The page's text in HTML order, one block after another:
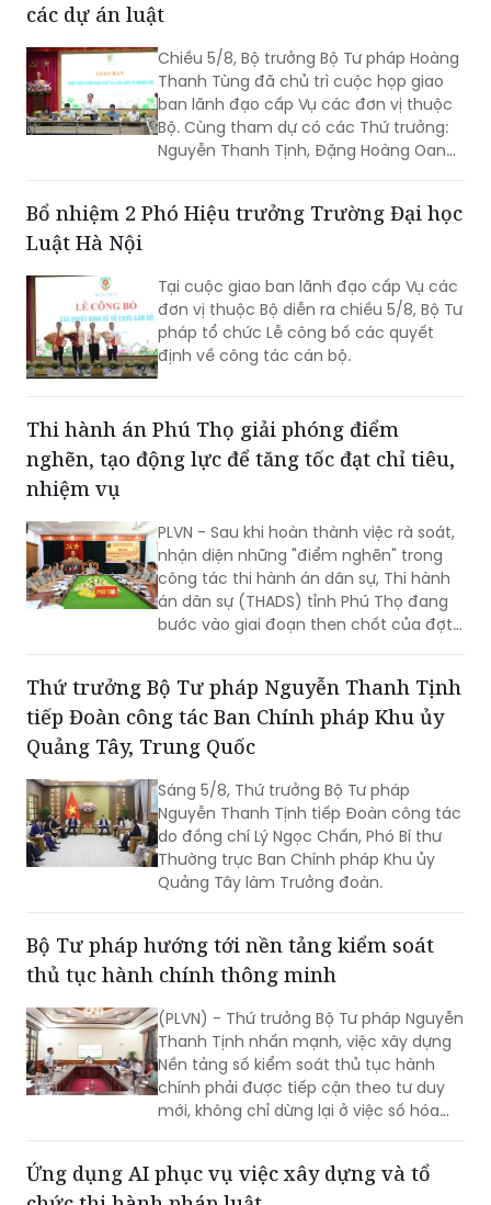
các dự án luật
Chiều 5/8, Bộ trưởng Bộ Tư pháp Hoàng
Thanh Tùng đã chủ trì cuộc họp giao
ban lãnh đạo cấp Vụ các đơn vị thuộc
Bộ. Cùng tham dự có các Thứ trưởng:
Nguyễn Thanh Tịnh, Đặng Hoàng Oanh,
Bổ nhiệm 2 Phó Hiệu trưởng Trường Đại học
Luật Hà Nội
Tại cuộc giao ban lãnh đạo cấp Vụ các
đơn vị thuộc Bộ diễn ra chiều 5/8, Bộ Tư
pháp tổ chức Lễ công bố các quyết
định về công tác cán bộ.
Thi hành án Phú Thọ giải phóng điểm
nghẽn, tạo động lực để tăng tốc đạt chỉ tiêu,
nhiệm vụ
PLVN - Sau khi hoàn thành việc rà soát,
nhận diện những "điểm nghẽn" trong
công tác thi hành án dân sự, Thi hành
án dân sự (THADS) tỉnh Phú Thọ đang
bước vào giai đoạn then chốt của đợt
động lực để tăng tốc hoàn thành các
chỉ tiêu, nhiệm vụ năm 2026.
Thứ trưởng Bộ Tư pháp Nguyễn Thanh Tịnh
tiếp Đoàn công tác Ban Chính pháp Khu ủy
Quảng Tây, Trung Quốc
Sáng 5/8, Thứ trưởng Bộ Tư pháp
Nguyễn Thanh Tịnh tiếp Đoàn công tác
do đồng chí Lý Ngọc Chấn, Phó Bí thư
Thường trực Ban Chính pháp Khu ủy
Quảng Tây làm Trưởng đoàn.
Bộ Tư pháp hướng tới nền tảng kiểm soát
thủ tục hành chính thông minh
(PLVN) - Thứ trưởng Bộ Tư pháp Nguyễn
Thanh Tịnh nhấn mạnh, việc xây dựng
Nền tảng số kiểm soát thủ tục hành
chính phải được tiếp cận theo tư duy
mới, không chỉ dừng lại ở việc số hóa
nghệ, mà phải hướng tới xây dựng một
Ứng dụng AI phục vụ việc xây dựng và tổ